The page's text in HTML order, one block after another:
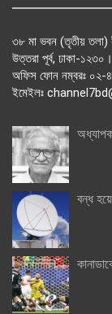
৩৮ মা ভবন (তৃতীয় তলা)
উত্তরা পূর্ব, ঢাকা-১২৩০।
অফিস ফোন নম্বরঃ ০২-
ইমেইলঃ
বন্ধ